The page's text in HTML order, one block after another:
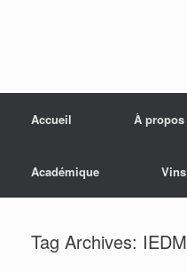
Accueil
À propos
Académique Vins
Tag Archives: IEDM